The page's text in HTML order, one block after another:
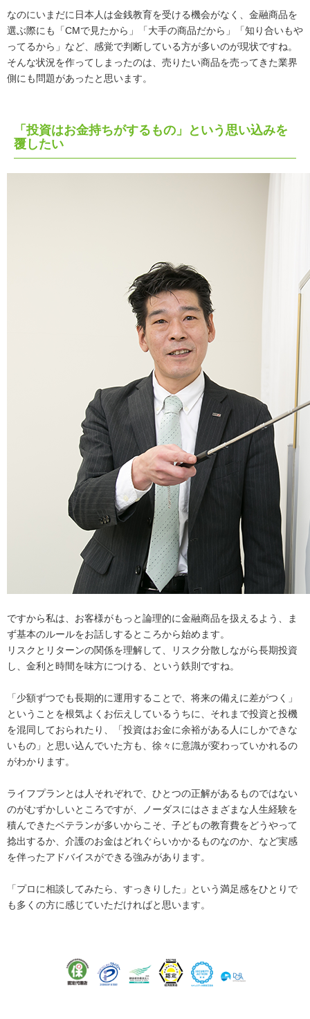
なのにいまだに日本人は金銭教育を受ける機会がなく、金融商品を
選ぶ際にも「CMで見たから」「大手の商品だから」「知り合いもや
ってるから」など、感覚で判断している方が多いのが現状ですね。
そんな状況を作ってしまったのは、売りたい商品を売ってきた業界
側にも問題があったと思います。
「投資はお金持ちがするもの」という思い込みを
覆したい
ですから私は、お客様がもっと論理的に金融商品を扱えるよう、ま
ず基本のルールをお話しするところから始めます。
リスクとリターンの関係を理解して、リスク分散しながら長期投資
し、金利と時間を味方につける、という鉄則ですね。
「少額ずつでも長期的に運用することで、将来の備えに差がつく」
ということを根気よくお伝えしているうちに、それまで投資と投機
を混同しておられたり、「投資はお金に余裕がある人にしかできな
いもの」と思い込んでいた方も、徐々に意識が変わっていかれるの
がわかります。
ライフプランとは人それぞれで、ひとつの正解があるものではない
のがむずかしいところですが、ノーダスにはさまざまな人生経験を
積んできたベテランが多いからこそ、子どもの教育費をどうやって
捻出するか、介護のお金はどれぐらいかかるものなのか、など実感
を伴ったアドバイスができる強みがあります。
「プロに相談してみたら、すっきりした」という満足感をひとりで
も多くの方に感じていただければと思います。